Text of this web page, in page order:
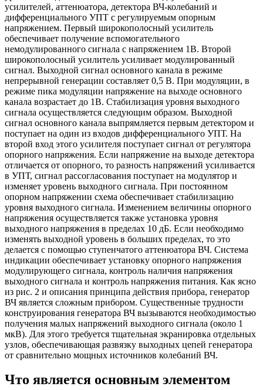
усилителей, аттенюатора, детектора ВЧ-колебаний и
дифференциального УПТ с регулируемым опорным
напряжением. Первый широкополосный усилитель
обеспечивает получение вспомогательного
немодулированного сигнала с напряжением 1В. Второй
широкополосный усилитель усиливает модулированный
сигнал. Выходной сигнал основного канала в режиме
непрерывной генерации составляет 0,5 В. При модуляции, в
режиме пика модуляции напряжение на выходе основного
канала возрастает до 1В. Стабилизация уровня выходного
сигнала осуществляется следующим образом. Выходной
сигнал основного канала выпрямляется первым детектором и
поступает на один из входов дифференциального УПТ. На
второй вход этого усилителя поступает сигнал от регулятора
опорного напряжения. Если напряжение на выходе детектора
отличается от опорного, то разность напряжений усиливается
в УПТ, сигнал рассогласования поступает на модулятор и
изменяет уровень выходного сигнала. При постоянном
опорном напряжении схема обеспечивает стабилизацию
уровня выходного сигнала. Изменением величины опорного
напряжения осуществляется также установка уровня
выходного напряжения в пределах 10 дБ. Если необходимо
изменять выходной уровень в больших пределах, то это
делается с помощью ступенчатого аттенюатора ВЧ. Система
индикации обеспечивает установку опорного напряжения
модулирующего сигнала, контроль наличия напряжения
выходного сигнала и контроль напряжения питания. Как ясно
из рис. 2 и описания принципа действия прибора, генератор
ВЧ является сложным прибором. Существенные трудности
конструирования генератора ВЧ вызываются необходимостью
получения малых напряжений выходного сигнала (около 1
мкВ). Для этого требуется тщательная экранировка отдельных
узлов, обеспечивающая развязку выходных цепей генератора
от сравнительно мощных источников колебаний ВЧ.
Что является основным элементом